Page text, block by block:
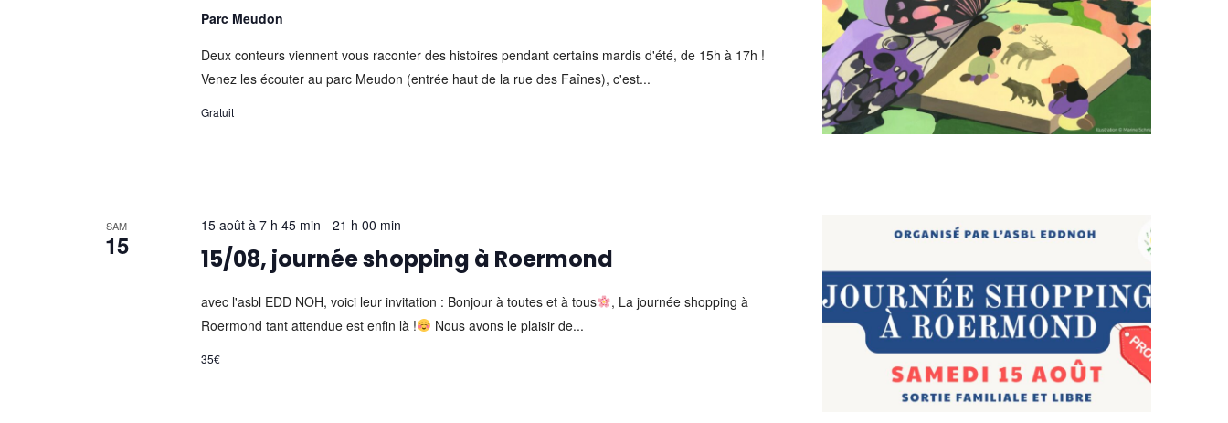
Parc Meudon
Deux conteurs viennent vous raconter des histoires pendant certains mardis d'été, de 15h à 17h !
Venez les écouter au parc Meudon (entrée haut de la rue des Faînes), c'est...
Gratuit
SAM
15 15/08, journée shopping à Roermond
15 août à 7 h 45 min - 21 h 00 min
avec l'asbl EDD NOH, voici leur invitation : Bonjour à toutes et à tous
, La journée shopping à
Roermond tant attendue est enfin là !
Nous avons le plaisir de...
35€